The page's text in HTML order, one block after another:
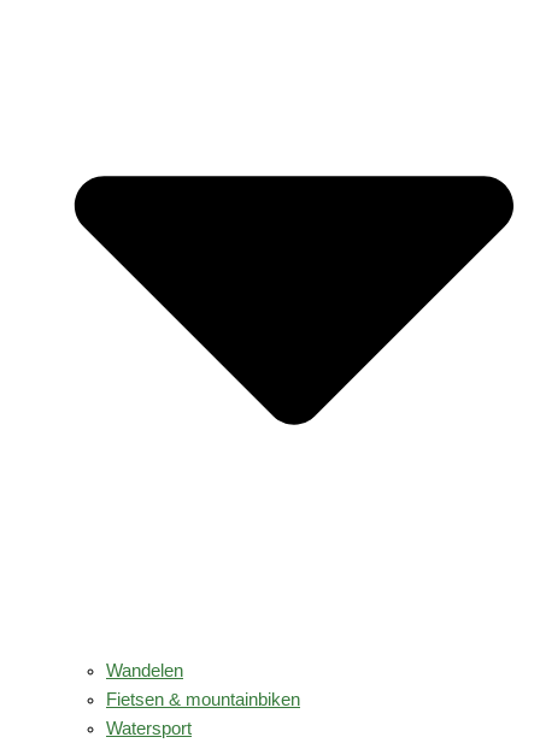
Wandelen
Fietsen & mountainbiken
Watersport